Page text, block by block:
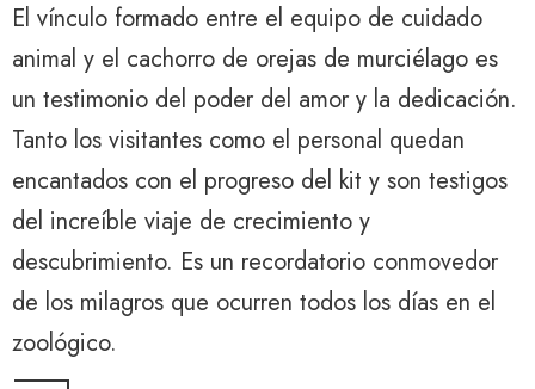
El vínculo formado entre el equipo de cuidado
animal y el cachorro de orejas de murciélago es
un testimonio del poder del amor y la dedicación.
Tanto los visitantes como el personal quedan
encantados con el progreso del kit y son testigos
del increíble viaje de crecimiento y
descubrimiento. Es un recordatorio conmovedor
de los milagros que ocurren todos los días en el
zoológico.